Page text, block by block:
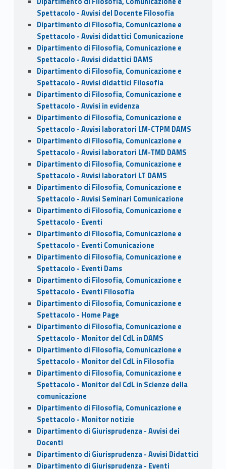
Spettacolo - Avvisi del Docente Filosofia
Dipartimento di Filosofia, Comunicazione e
Spettacolo - Avvisi didattici Comunicazione
Dipartimento di Filosofia, Comunicazione e
Spettacolo - Avvisi didattici DAMS
Dipartimento di Filosofia, Comunicazione e
Spettacolo - Avvisi didattici Filosofia
Dipartimento di Filosofia, Comunicazione e
Spettacolo - Avvisi in evidenza
Dipartimento di Filosofia, Comunicazione e
Spettacolo - Avvisi laboratori LM-CTPM DAMS
Dipartimento di Filosofia, Comunicazione e
Spettacolo - Avvisi laboratori LM-TMD DAMS
Dipartimento di Filosofia, Comunicazione e
Spettacolo - Avvisi laboratori LT DAMS
Dipartimento di Filosofia, Comunicazione e
Spettacolo - Avvisi Seminari Comunicazione
Dipartimento di Filosofia, Comunicazione e
Spettacolo - Eventi
Dipartimento di Filosofia, Comunicazione e
Spettacolo - Eventi Comunicazione
Dipartimento di Filosofia, Comunicazione e
Spettacolo - Eventi Dams
Dipartimento di Filosofia, Comunicazione e
Spettacolo - Eventi Filosofia
Dipartimento di Filosofia, Comunicazione e
Spettacolo - Home Page
Dipartimento di Filosofia, Comunicazione e
Spettacolo - Monitor del CdL in DAMS
Dipartimento di Filosofia, Comunicazione e
Spettacolo - Monitor del CdL in Filosofia
Dipartimento di Filosofia, Comunicazione e
Spettacolo - Monitor del CdL in Scienze della
comunicazione
Dipartimento di Filosofia, Comunicazione e
Spettacolo - Monitor notizie
Dipartimento di Giurisprudenza - Avvisi dei
Docenti
Dipartimento di Giurisprudenza - Avvisi Didattici
Dipartimento di Giurisprudenza - Eventi